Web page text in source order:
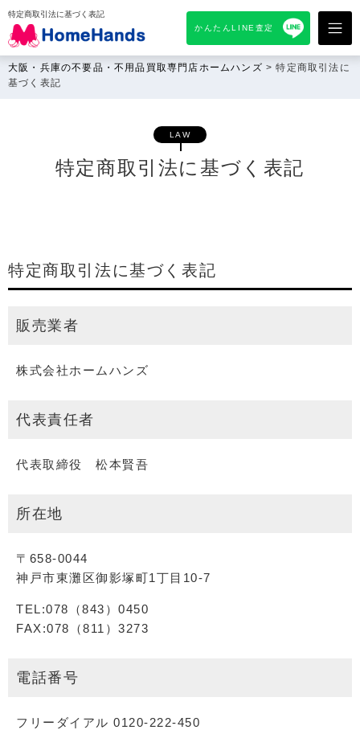
特定商取引法に基づく表記
かんたんLINE査定
大阪・兵庫の不要品・不用品買取専門店ホームハンズ >特定商取引法に
基づく表記
LAW
特定商取引法に基づく表記
特定商取引法に基づく表記
販売業者
株式会社ホームハンズ
代表責任者
代表取締役 松本賢吾
所在地
〒658-0044
神戸市東灘区御影塚町1丁目10-7
TEL:078（843）0450
FAX:078（811）3273
電話番号
フリーダイアル 0120-222-450